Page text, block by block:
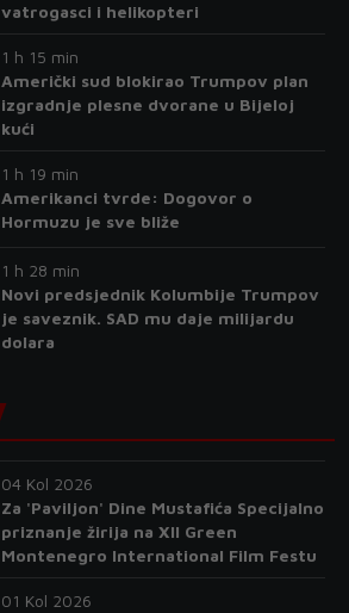
vatrogasci i helikopteri
1 h 15 min
Američki sud blokirao Trumpov plan
izgradnje plesne dvorane u Bijeloj
kući
1 h 19 min
Amerikanci tvrde: Dogovor o
Hormuzu je sve bliže
1 h 28 min
Novi predsjednik Kolumbije Trumpov
je saveznik. SAD mu daje milijardu
dolara
04 Kol 2026
Za 'Paviljon' Dine Mustafića Specijalno
priznanje žirija na XII Green
Montenegro International Film Festu
01 Kol 2026